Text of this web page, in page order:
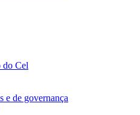
do Cel
e de governança